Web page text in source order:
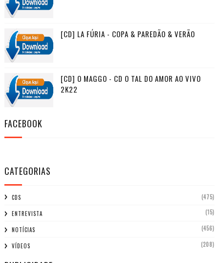
[CD] LA FÚRIA - COPA & PAREDÃO & VERÃO
[CD] O MAGGO - CD O TAL DO AMOR AO VIVO
2K22
FACEBOOK
CATEGORIAS
CDS (475)
ENTREVISTA (15)
NOTÍCIAS (456)
VÍDEOS (208)